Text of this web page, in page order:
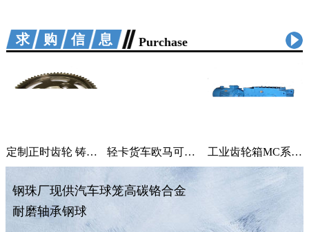
求购信息 Purchase
定制正时齿轮 铸铁曲轴加工 适用汽车机械 轻卡货车欧马可采尔孚变速箱ZF5S400V变速箱 工业齿轮箱MC系列大功率减速机M系列直角变速器平行变速箱
钢珠厂现供汽车球笼高碳铬合金
耐磨轴承钢球